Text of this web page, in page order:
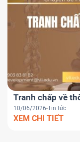
Tranh chấp về
10/06/2026 Tin tức
XEM CHI TIẾT